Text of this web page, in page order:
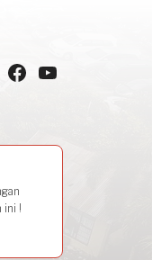
FacebookYouTube
ini !